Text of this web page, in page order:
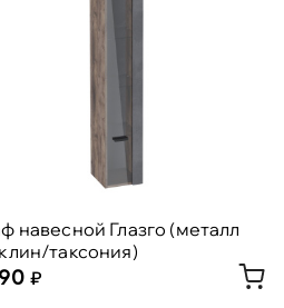
навесной Глазго (металл
таксония)